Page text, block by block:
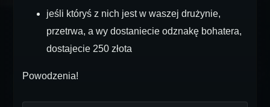
jeśli któryś z nich jest w waszej drużynie,
przetrwa, a wy dostaniecie odznakę bohatera,
dostajecie 250 złota
Powodzenia!